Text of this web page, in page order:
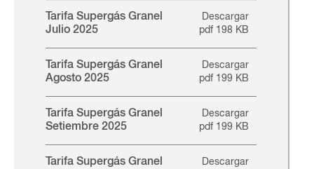
Tarifa Supergás Granel
Julio 2025
Descargar
pdf 198 KB
Tarifa Supergás Granel
Agosto 2025
Descargar
pdf 199 KB
Tarifa Supergás Granel
Setiembre 2025
Descargar
pdf 199 KB
Tarifa Supergás Granel
Descargar